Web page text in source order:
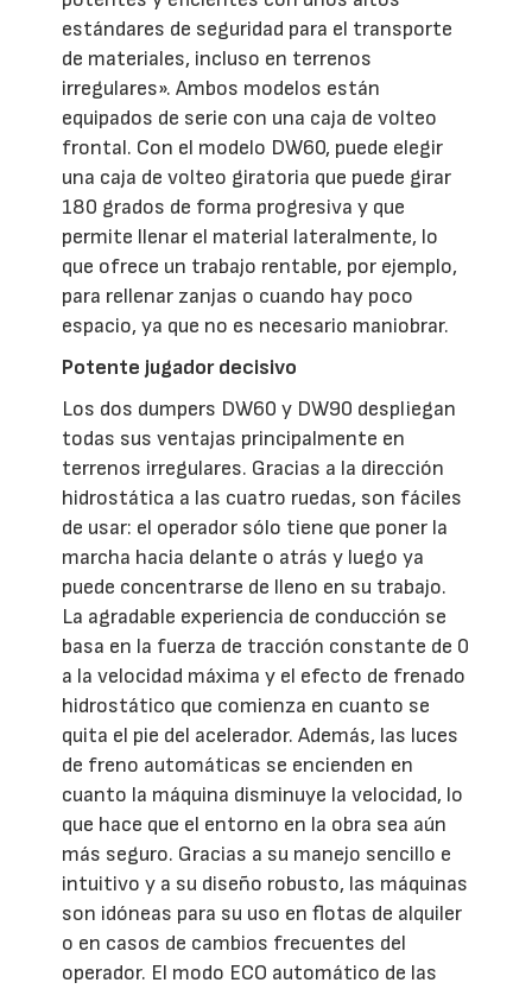
estándares de seguridad para el transporte
de materiales, incluso en terrenos
irregulares». Ambos modelos están
equipados de serie con una caja de volteo
frontal. Con el modelo DW60, puede elegir
una caja de volteo giratoria que puede girar
180 grados de forma progresiva y que
permite llenar el material lateralmente, lo
que ofrece un trabajo rentable, por ejemplo,
para rellenar zanjas o cuando hay poco
espacio, ya que no es necesario maniobrar.
Potente jugador decisivo
Los dos dumpers DW60 y DW90 despliegan
todas sus ventajas principalmente en
terrenos irregulares. Gracias a la dirección
hidrostática a las cuatro ruedas, son fáciles
de usar: el operador sólo tiene que poner la
marcha hacia delante o atrás y luego ya
puede concentrarse de lleno en su trabajo.
La agradable experiencia de conducción se
basa en la fuerza de tracción constante de 0
a la velocidad máxima y el efecto de frenado
hidrostático que comienza en cuanto se
quita el pie del acelerador. Además, las luces
de freno automáticas se encienden en
cuanto la máquina disminuye la velocidad, lo
que hace que el entorno en la obra sea aún
más seguro. Gracias a su manejo sencillo e
intuitivo y a su diseño robusto, las máquinas
son idóneas para su uso en flotas de alquiler
o en casos de cambios frecuentes del
operador. El modo ECO automático de las